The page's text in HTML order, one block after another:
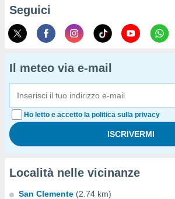
Seguici
Il meteo via e-mail
Ho letto e accetto la politica sulla privacy
Località nelle vicinanze
San Clemente (2.74 km)